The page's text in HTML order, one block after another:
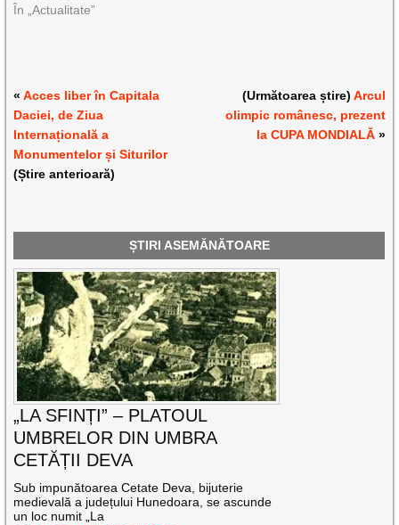
În „Actualitate”
«Acces liber în Capitala
Daciei, de Ziua
Internațională a
Monumentelor și Siturilor
(Știre anterioară)
(Următoarea știre) Arcul
olimpic românesc, prezent
la CUPA MONDIALĂ»
ȘTIRI ASEMĂNĂTOARE
„LA SFINȚI” – PLATOUL
UMBRELOR DIN UMBRA
CETĂȚII DEVA
Sub impunătoarea Cetate Deva, bijuterie
medievală a județului Hunedoara, se ascunde
un loc numit „La